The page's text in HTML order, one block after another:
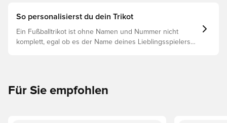
So personalisierst du dein Trikot
Ein Fußballtrikot ist ohne Namen und Nummer nicht
komplett, egal ob es der Name deines Lieblingsspielers
Für Sie empfohlen